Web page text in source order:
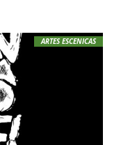
ARTES ESCENICAS